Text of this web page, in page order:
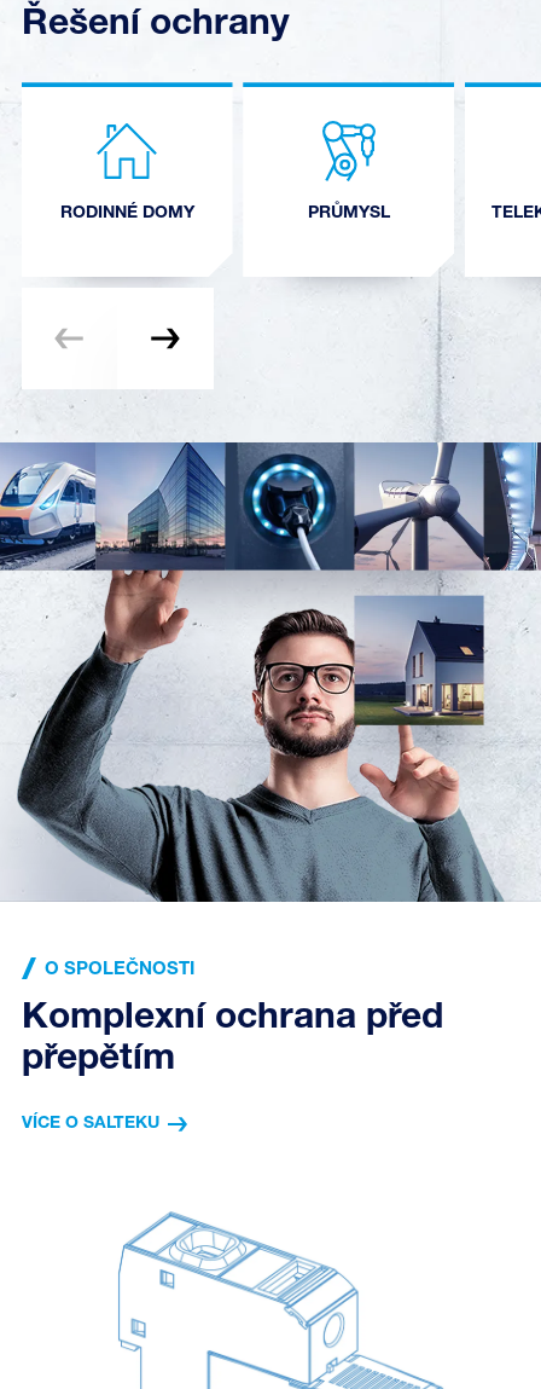
Řešení ochrany
RODINNÉ DOMY PRŮMYSL
O SPOLEČNOSTI
Komplexní ochrana před
přepětím
VÍCE O SALTEKU